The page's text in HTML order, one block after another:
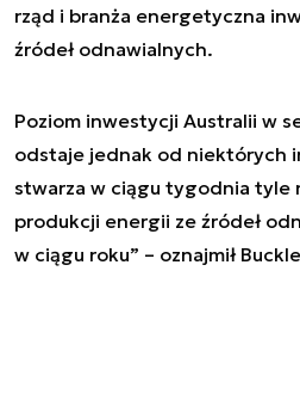
rząd i branża energetyczna
źródeł odnawialnych.
Poziom inwestycji Australii w
odstaje jednak od niektórych
stwarza w ciągu tygodnia tyle
produkcji energii ze źródeł
w ciągu roku” – oznajmił